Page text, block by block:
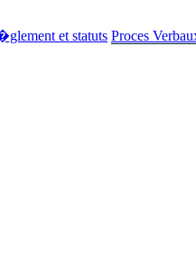
et statuts Proces